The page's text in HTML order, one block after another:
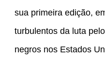
sua primeira edição,
turbulentos da luta
negros nos Estados